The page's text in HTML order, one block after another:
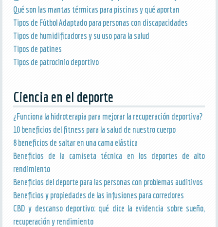
Qué son las mantas térmicas para piscinas y qué aportan
Tipos de Fútbol Adaptado para personas con discapacidades
Tipos de humidificadores y su uso para la salud
Tipos de patines
Tipos de patrocinio deportivo
Ciencia en el deporte
¿Funciona la hidroterapia para mejorar la recuperación deportiva?
10 beneficios del fitness para la salud de nuestro cuerpo
8 beneficios de saltar en una cama elástica
Beneficios de la camiseta técnica en los deportes de alto
rendimiento
Beneficios del deporte para las personas con problemas auditivos
Beneficios y propiedades de las infusiones para corredores
CBD y descanso deportivo: qué dice la evidencia sobre sueño,
recuperación y rendimiento